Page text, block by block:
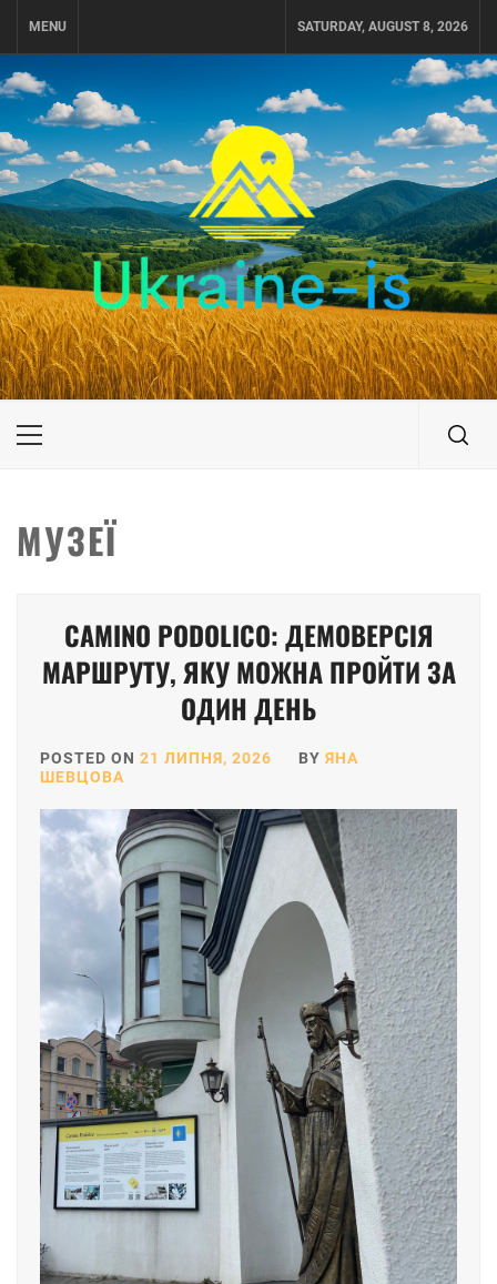
MENU SATURDAY, AUGUST 8, 2026
UKRAINE-IS
ПОДОРОЖI ПО УКРАЇНІ
Primary
МУЗЕЇ
CAMINO PODOLICO: ДЕМОВЕРСІЯ
МАРШРУТУ, ЯКУ МОЖНА ПРОЙТИ ЗА
ОДИН ДЕНЬ
POSTED ON 21 ЛИПНЯ, 2026 BY ЯНА
ШЕВЦОВА
pagination